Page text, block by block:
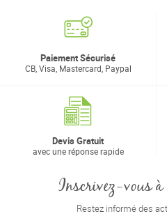
Paiement Sécurisé
CB, Visa, Mastercard, Paypal
Devis Gratuit
avec une réponse rapide
Inscrivez-vous
Restez informé des